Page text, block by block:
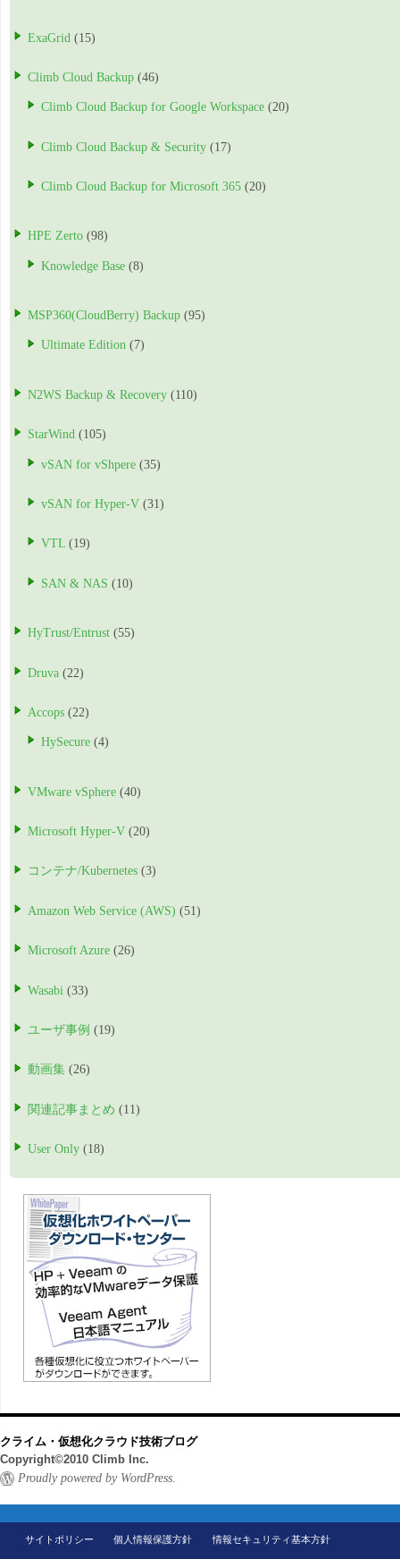
ExaGrid (15)
Climb Cloud Backup (46)
Climb Cloud Backup for Google Workspace (20)
Climb Cloud Backup & Security (17)
Climb Cloud Backup for Microsoft 365 (20)
HPE Zerto (98)
Knowledge Base (8)
MSP360(CloudBerry) Backup (95)
Ultimate Edition (7)
N2WS Backup & Recovery (110)
StarWind (105)
vSAN for vShpere (35)
vSAN for Hyper-V (31)
VTL (19)
SAN & NAS (10)
HyTrust/Entrust (55)
Druva (22)
Accops (22)
HySecure (4)
VMware vSphere (40)
Microsoft Hyper-V (20)
コンテナ/Kubernetes (3)
Amazon Web Service (AWS) (51)
Microsoft Azure (26)
Wasabi (33)
ユーザ事例 (19)
動画集 (26)
関連記事まとめ (11)
User Only (18)
クライム・仮想化クラウド技術ブログ
Copyright©2010 Climb Inc.
Proudly powered by WordPress.
サイトポリシー 個人情報保護方針 情報セキュリティ基本方針